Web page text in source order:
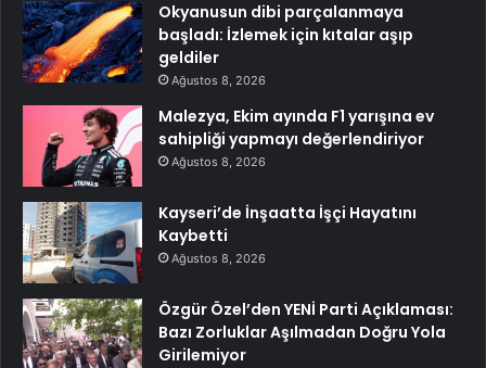
Okyanusun dibi parçalanmaya
başladı: İzlemek için kıtalar aşıp
geldiler
Ağustos 8, 2026
Malezya, Ekim ayında F1 yarışına ev
sahipliği yapmayı değerlendiriyor
Ağustos 8, 2026
Kayseri’de İnşaatta İşçi Hayatını
Kaybetti
Ağustos 8, 2026
Özgür Özel’den YENİ Parti Açıklaması:
Bazı Zorluklar Aşılmadan Doğru Yola
Girilemiyor